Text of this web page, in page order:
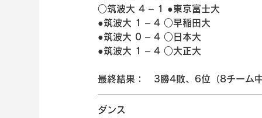
○筑波大 4 – 1 ●東京富士大
●筑波大 1 – 4 ○早稲田大
●筑波大 0 – 4 ○日本大
●筑波大 1 – 4 ○大正大
最終結果：　3勝4敗、6位（8チーム
ダンス